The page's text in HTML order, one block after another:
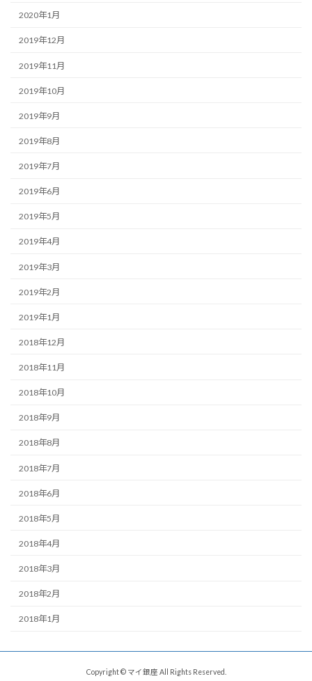
2020年1月
2019年12月
2019年11月
2019年10月
2019年9月
2019年8月
2019年7月
2019年6月
2019年5月
2019年4月
2019年3月
2019年2月
2019年1月
2018年12月
2018年11月
2018年10月
2018年9月
2018年8月
2018年7月
2018年6月
2018年5月
2018年4月
2018年3月
2018年2月
2018年1月
Copyright © マイ銀座 All Rights Reserved.